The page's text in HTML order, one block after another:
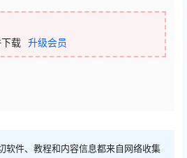
载 升级会员
软件、教程和内容信息都来自网络收集